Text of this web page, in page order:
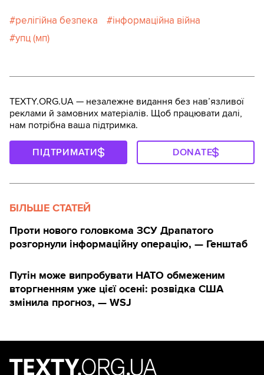
релігійна безпека
інформаційна війна
упц (мп)
TEXTY.ORG.UA — незалежне видання без навʼязливої
реклами й замовних матеріалів. Щоб працювати далі,
нам потрібна ваша підтримка.
ПІДТРИМАТИ DONATE
БІЛЬШЕ СТАТЕЙ
Проти нового головкома ЗСУ Драпатого
розгорнули інформаційну операцію, — Генштаб
Путін може випробувати НАТО обмеженим
вторгненням уже цієї осені: розвідка США
змінила прогноз, — WSJ